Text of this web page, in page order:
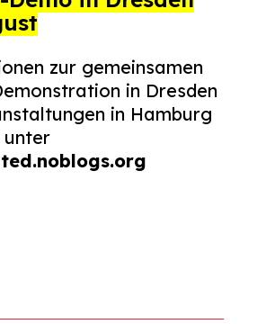
zur gemeinsamen
in Dresden
in Hamburg
unter